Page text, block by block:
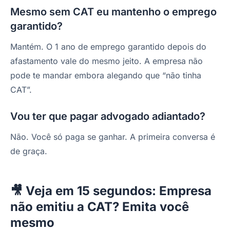
Mesmo sem CAT eu mantenho o emprego
garantido?
Mantém. O 1 ano de emprego garantido depois do
afastamento vale do mesmo jeito. A empresa não
pode te mandar embora alegando que “não tinha
CAT”.
Vou ter que pagar advogado adiantado?
Não. Você só paga se ganhar. A primeira conversa é
de graça.
🎥 Veja em 15 segundos: Empresa
não emitiu a CAT? Emita você
mesmo